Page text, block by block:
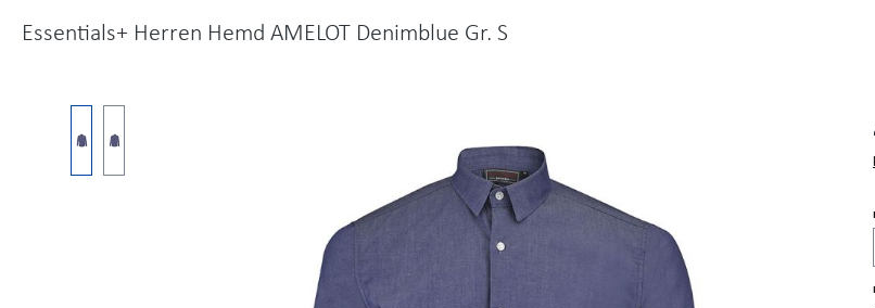
Essentials+ Herren Hemd AMELOT Denimblue Gr. S